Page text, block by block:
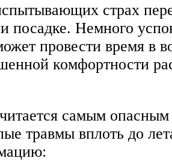
страх
посадке. Немного
провести время в
комфортности
самым
травмы вплоть до